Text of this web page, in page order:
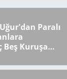
Paralı
Beş Kuruşa